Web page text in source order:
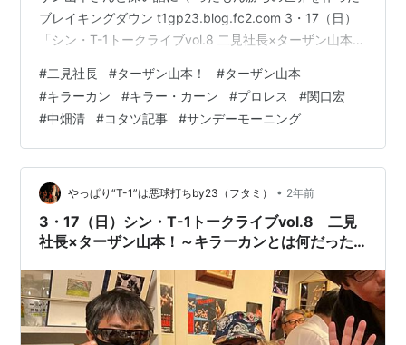
ブレイキングダウン t1gp23.blog.fc2.com 3・17（日）
「シン・T-1トークライブvol.8 二見社長×ターザン山本！
ビジュアルポスターが完成した。 冒頭の画像は、ビジュ
アルポスター第二弾！ 画像を12枚アップ。 以下・12枚の
内訳。 3・17（日）「シン・T-1トークライブvol.8 二見
社長×ターザン山本！～キラーカンとは何だったのか？
～」水道橋秘密基地 ビジュアルポスター…
#二見社長 #ターザン山本！ #ターザン山本
#キラーカン #キラー・カーン #プロレス #関口宏
#中畑清 #コタツ記事 #サンデーモーニング
やっぱり“T-1”は悪球打ちby23（フタミ） • 2年前
3・17（日）シン・T-1トークライブvol.8 二見
社長×ターザン山本！～キラーカンとは何だった
催イベント最多の27回目の出演 飯伏幸太騒動